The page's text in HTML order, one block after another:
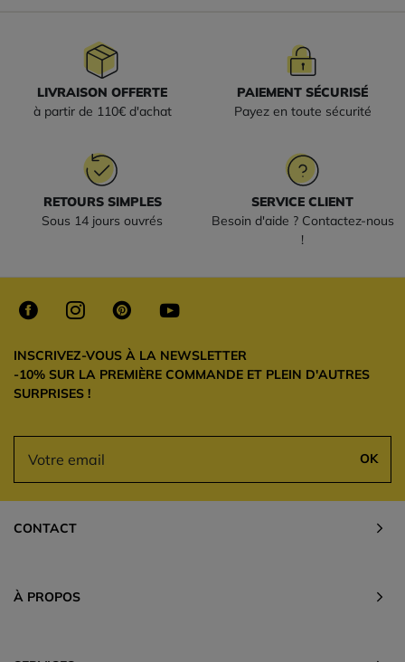
LIVRAISON OFFERTE
à partir de 110€ d'achat
PAIEMENT SÉCURISÉ
Payez en toute sécurité
RETOURS SIMPLES
Sous 14 jours ouvrés
SERVICE CLIENT
Besoin d'aide ? Contactez-nous
!
INSCRIVEZ-VOUS À LA NEWSLETTER
-10% SUR LA PREMIÈRE COMMANDE ET PLEIN D'AUTRES
SURPRISES !
OK
CONTACT
À PROPOS